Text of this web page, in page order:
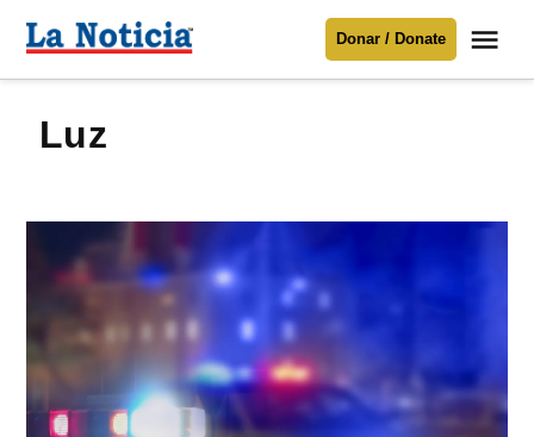
Para mantenerte informado necesitamos
contenido
Noticia
Donar / Donate
luz